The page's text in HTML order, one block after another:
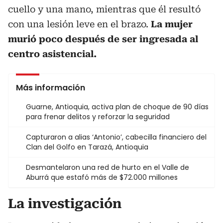
cuello y una mano, mientras que él resultó
con una lesión leve en el brazo. La mujer
murió poco después de ser ingresada al
centro asistencial.
Más información
Guarne, Antioquia, activa plan de choque de 90 días
para frenar delitos y reforzar la seguridad
Capturaron a alias ‘Antonio’, cabecilla financiero del
Clan del Golfo en Tarazá, Antioquia
Desmantelaron una red de hurto en el Valle de
Aburrá que estafó más de $72.000 millones
La investigación